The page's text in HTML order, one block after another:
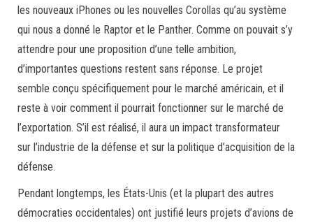
les nouveaux iPhones ou les nouvelles Corollas qu’au système
qui nous a donné le Raptor et le Panther. Comme on pouvait s’y
attendre pour une proposition d’une telle ambition,
d’importantes questions restent sans réponse. Le projet
semble conçu spécifiquement pour le marché américain, et il
reste à voir comment il pourrait fonctionner sur le marché de
l’exportation. S’il est réalisé, il aura un impact transformateur
sur l’industrie de la défense et sur la politique d’acquisition de la
défense.
Pendant longtemps, les États-Unis (et la plupart des autres
démocraties occidentales) ont justifié leurs projets d’avions de